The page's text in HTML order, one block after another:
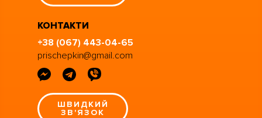
КОНТАКТИ
+38 (067) 443-04-65
prischepkin@gmail.com
ШВИДКИЙ
ЗВ'ЯЗОК